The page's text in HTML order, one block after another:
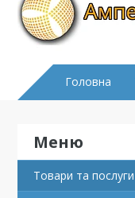
Головна
Товари та послуги